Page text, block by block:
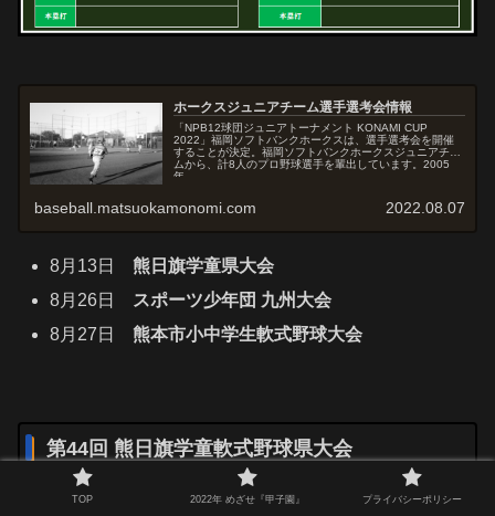
ホークスジュニアチーム選手選考会情報
「NPB12球団ジュニアトーナメント KONAMI CUP
2022」福岡ソフトバンクホークスは、選手選考会を開催
することが決定。福岡ソフトバンクホークスジュニアチー
ムから、計8人のプロ野球選手を輩出しています。2005
年...
baseball.matsuokamonomi.com 2022.08.07
8月13日熊日旗学童県大会
8月26日
スポーツ少年団 九州大会
8月27日熊本市小中学生軟式野球大会
第44回 熊日旗学童軟式野球県大会
第44回 熊日旗学童軟式野球 熊本県大会
TOP 2022年 めざせ『甲子園』 プライバシーポリシー